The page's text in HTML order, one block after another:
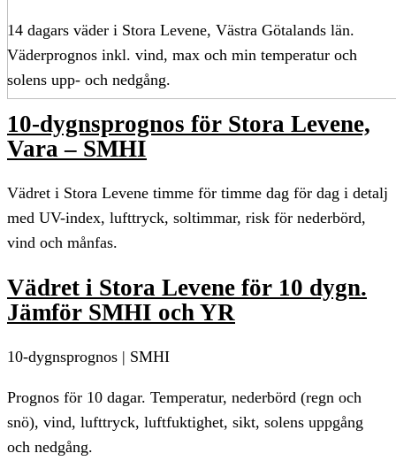
14 dagars väder i Stora Levene, Västra Götalands län.
Väderprognos inkl. vind, max och min temperatur och
solens upp- och nedgång.
10-dygnsprognos för Stora Levene,
Vara – SMHI
Vädret i Stora Levene timme för timme dag för dag i detalj
med UV-index, lufttryck, soltimmar, risk för nederbörd,
vind och månfas.
Vädret i Stora Levene för 10 dygn.
Jämför SMHI och YR
10-dygnsprognos | SMHI
Prognos för 10 dagar. Temperatur, nederbörd (regn och
snö), vind, lufttryck, luftfuktighet, sikt, solens uppgång
och nedgång.